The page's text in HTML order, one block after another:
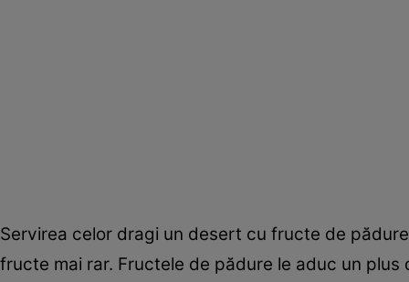
Servirea celor dragi un desert cu fructe de
fructe mai rar. Fructele de pădure le aduc un